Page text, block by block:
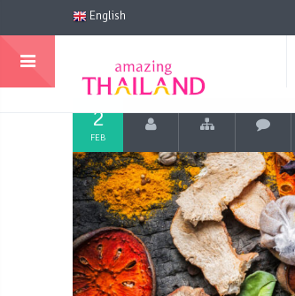
English
2
FEB